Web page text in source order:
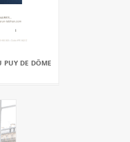
PUY DE DÔME